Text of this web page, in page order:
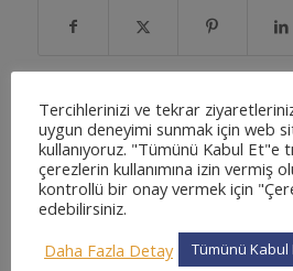
Beğenebilecekleriniz:
Tercihlerinizi ve tekrar
uygun deneyimi sunmak için web
kullanıyoruz. "Tümünü Kabul Et"e
çerezlerin kullanımına izin vermiş
kontrollü bir onay vermek için
edebilirsiniz.
Daha Fazla Detay
Tümünü Kabul